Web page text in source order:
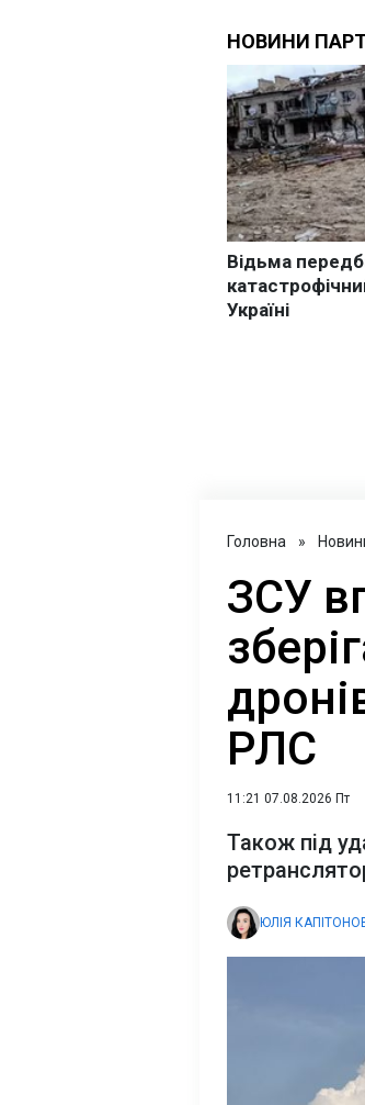
Головна »
ЗСУ
РЛС
11:21 07.08.2026 Пт
Також під
ЮЛІЯ